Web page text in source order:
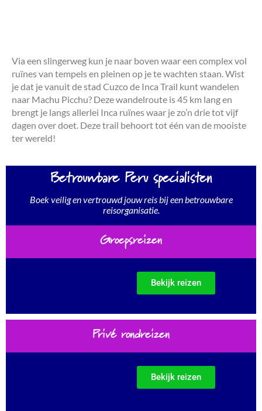
Via een slingerweg kun je naar boven waar een complex vol
ruïnes van tempels en pleinen op je te wachten staan. Wist
je dat je vanuit de stad Cuzco de Inca Trail kunt wandelen
naar Machu Picchu? Deze wandelroute is 45 km lang en
brengt je langs allerlei Inca ruïnes waar je zo’n drie tot vijf
dagen over doet. Deze trail behoort tot één van de mooiste
ter wereld!
Betrouwbare Peru specialisten
Boek veilig en vertrouwd jouw reis bij een betrouwbare
reisorganisatie.
Groepsreizen
Bekijk reizen
Privé rondreizen
Bekijk reizen